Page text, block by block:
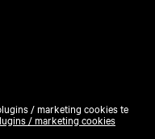
/ marketing cookies te
/ marketing cookies